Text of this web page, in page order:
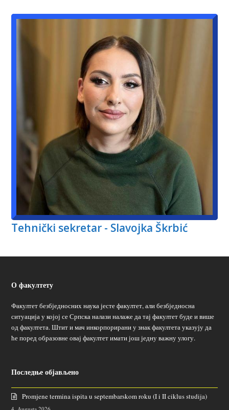
Tehnički sekretar - Slavojka Škrbić
О факултету
Факултет безбједносних наука јесте факултет, али безбједносна
ситуација у којој се Српска налази налаже да тај факултет буде и више
од факултета. Штит и мач инкорпорирани у знак факултета указују да
ће поред образовне овај факултет имати још једну важну улогу.
Последње објављено
Promjene termina ispita u septembarskom roku (I i II ciklus studija)